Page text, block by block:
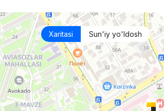
Xaritasi Sun'iy yo'ldosh